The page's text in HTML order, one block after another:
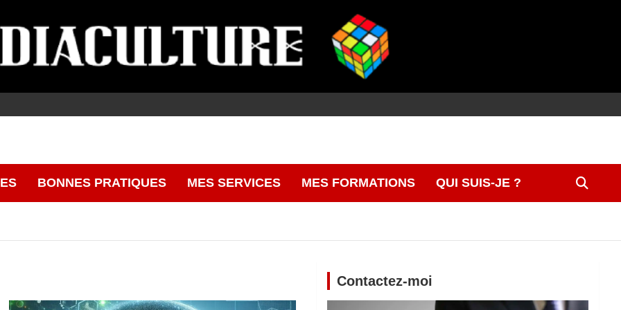
BONNES PRATIQUES MES SERVICES MES FORMATIONS QUI SUIS-JE ?
Contactez-moi